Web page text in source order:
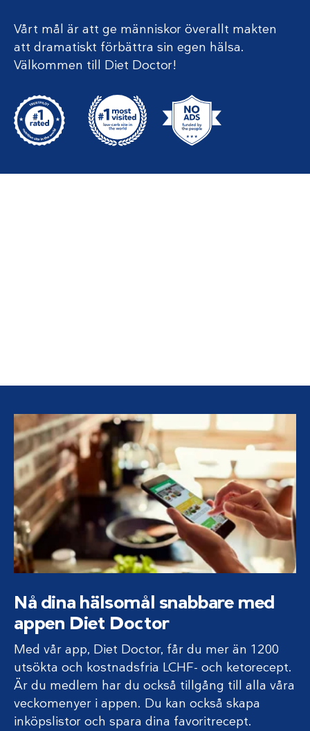
Vårt mål är att ge människor överallt makten
att dramatiskt förbättra sin egen hälsa.
Välkommen till Diet Doctor!
Nå dina hälsomål snabbare med
appen Diet Doctor
Med vår app, Diet Doctor, får du mer än 1200
utsökta och kostnadsfria LCHF- och ketorecept.
Är du medlem har du också tillgång till alla våra
veckomenyer i appen. Du kan också skapa
inköpslistor och spara dina favoritrecept.